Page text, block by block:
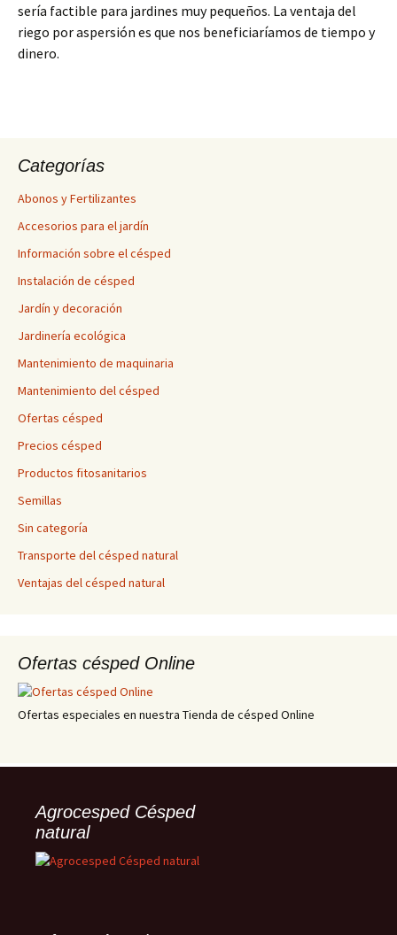
sería factible para jardines muy pequeños. La ventaja del
riego por aspersión es que nos beneficiaríamos de tiempo y
dinero.
Categorías
Abonos y Fertilizantes
Accesorios para el jardín
Información sobre el césped
Instalación de césped
Jardín y decoración
Jardinería ecológica
Mantenimiento de maquinaria
Mantenimiento del césped
Ofertas césped
Precios césped
Productos fitosanitarios
Semillas
Sin categoría
Transporte del césped natural
Ventajas del césped natural
Ofertas césped Online
Ofertas especiales en nuestra Tienda de césped Online
Agrocesped Césped
natural